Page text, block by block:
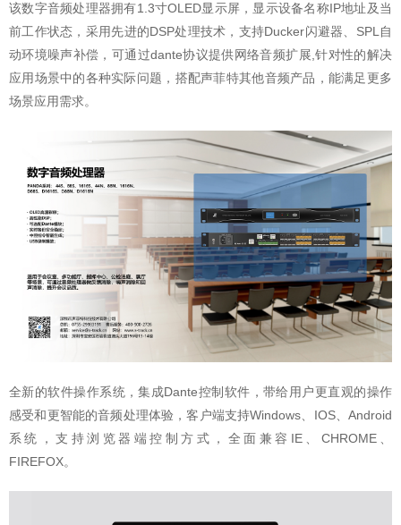
该数字音频处理器拥有1.3寸OLED显示屏，显示设备名称IP地址及当
前工作状态，采用先进的DSP处理技术，支持Ducker闪避器、SPL自
动环境噪声补偿，可通过dante协议提供网络音频扩展,针对性的解决
应用场景中的各种实际问题，搭配声菲特其他音频产品，能满足更多
场景应用需求。
全新的软件操作系统，集成Dante控制软件，带给用户更直观的操作
感受和更智能的音频处理体验，客户端支持Windows、IOS、Android
系统，支持浏览器端控制方式，全面兼容IE、CHROME、
FIREFOX。